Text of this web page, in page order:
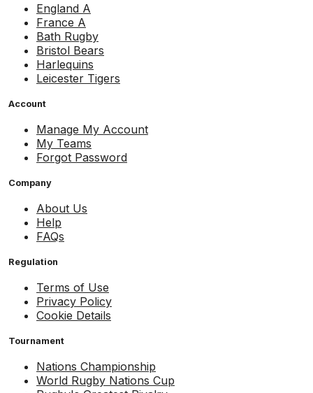
England A
France A
Bath Rugby
Bristol Bears
Harlequins
Leicester Tigers
Account
Manage My Account
My Teams
Forgot Password
Company
About Us
Help
FAQs
Regulation
Terms of Use
Privacy Policy
Cookie Details
Tournament
Nations Championship
World Rugby Nations Cup